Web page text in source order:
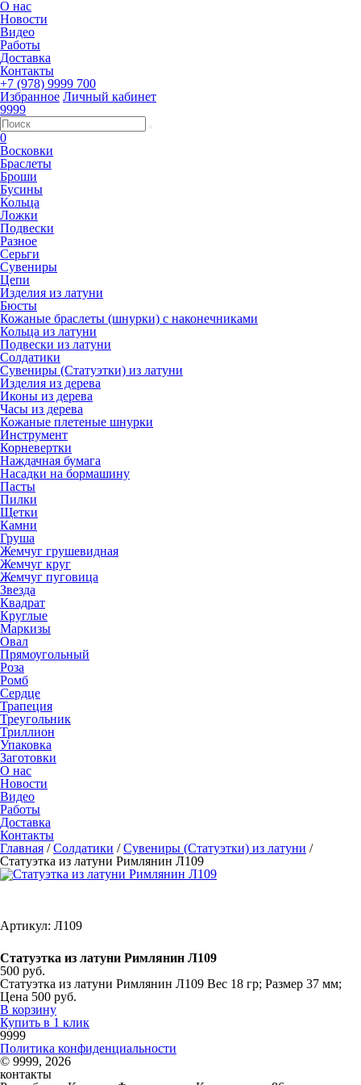
О нас
Новости
Видео
Работы
Доставка
Контакты
+7 (978) 9999 700
Избранное Личный кабинет
9999
0
Восковки
Браслеты
Броши
Бусины
Кольца
Ложки
Подвески
Разное
Серьги
Сувениры
Цепи
Изделия из латуни
Бюсты
Кожаные браслеты (шнурки) с наконечниками
Кольца из латуни
Подвески из латуни
Солдатики
Сувениры (Статуэтки) из латуни
Изделия из дерева
Иконы из дерева
Часы из дерева
Кожаные плетеные шнурки
Инструмент
Корневертки
Наждачная бумага
Насадки на бормашину
Пасты
Пилки
Щетки
Камни
Груша
Жемчуг грушевидная
Жемчуг круг
Жемчуг пуговица
Звезда
Квадрат
Круглые
Маркизы
Овал
Прямоугольный
Роза
Ромб
Сердце
Трапеция
Треугольник
Триллион
Упаковка
Заготовки
О нас
Новости
Видео
Работы
Доставка
Контакты
Главная /Солдатики /Сувениры (Статуэтки) из латуни /
Статуэтка из латуни Римлянин Л109
Артикул: Л109
Статуэтка из латуни Римлянин Л109
500 руб.
Статуэтка из латуни Римлянин Л109 Вес 18 гр; Размер 37 мм;
Цена 500 руб.
В корзину
Купить в 1 клик
9999
Политика конфиденциальности
© 9999, 2026
контакты